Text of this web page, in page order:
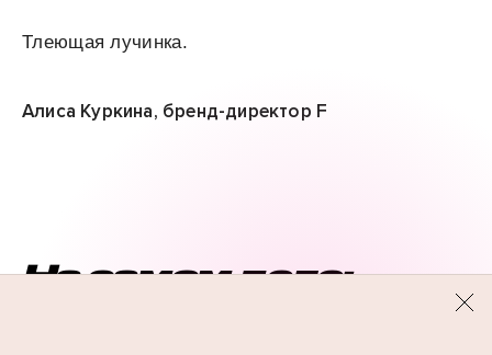
Тлеющая лучинка.
Алиса Куркина, бренд-директор F
На самом деле: